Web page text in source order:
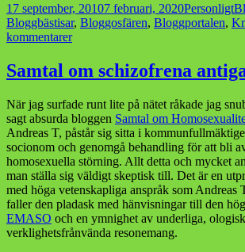
Postat
17 september, 20107 februari, 2020Kategorier
Personligt
Bloggbästisar, Bloggosfären, Bloggportalen,
kommentarertill
nya
bloggbästis
jag
Samtal om schizofrena
När jag surfade runt lite på nätet råkade jag
sagt absurda bloggen Samtal om
Andreas T, påstår sig sitta i
socionom och genomgå behandling för att bli
homosexuella störning. Allt detta och mycket
man ställa sig väldigt skeptisk till. Det är en
med höga vetenskapliga anspråk som Andreas
faller den pladask med hänvisningar till den
EMASO och en ymnighet av underliga,
verklighetsfrånvända resonemang.